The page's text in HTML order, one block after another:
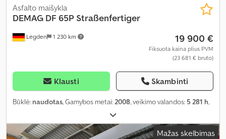
Legden 1 230 km
Asfalto maišykla
DEMAG DF 65P Straßenfertiger
19 900 €
Fiksuota kaina plius PVM
(23 681 € bruto)
Klausti Skambinti
Būklė: naudotas, Gamybos metai:2008, veikimo valandos: 5 281 h,
Mažas skelbimas